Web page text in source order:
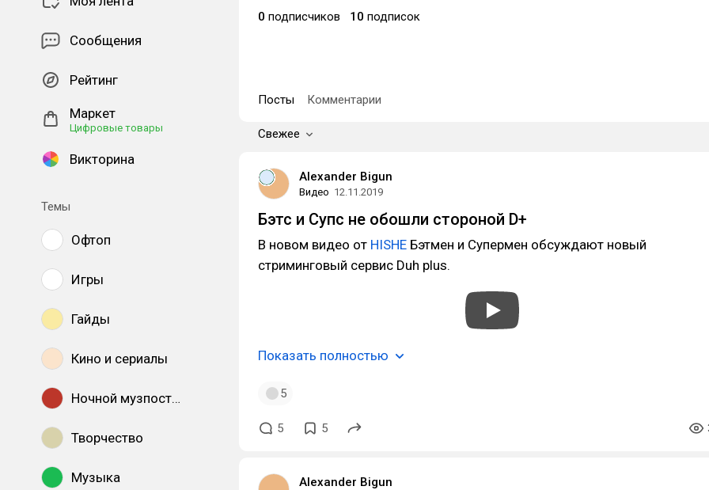
Сообщения
Рейтинг
Маркет
Цифровые товары
Викторина
Темы
Офтоп
Игры
Гайды
Кино и сериалы
Ночной музпостинг
Творчество
Музыка
0 подписчиков 10 подписок
Посты Комментарии
Свежее
Alexander Bigun
Видео 12.11.2019
Бэтс и Супс не обошли стороной D+
В новом видео от HISHE Бэтмен и Супермен обсуждают новый
стриминговый сервис Duh plus.
Показать полностью
5
5 5
Alexander Bigun